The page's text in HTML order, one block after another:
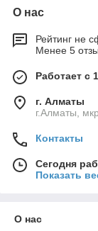
О нас
Рейтинг не
Менее 5
Работает с
г. Алматы
г.Алматы,
Контакты
Сегодня
Показать
О нас